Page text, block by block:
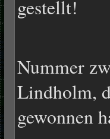
gestellt!
Nummer
Lindholm,
gewonnen